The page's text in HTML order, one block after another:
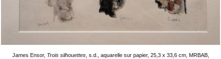
James Ensor, Trois silhouettes, s.d., aquarelle sur papier, 25,3 x 33,6 cm, MRBAB,